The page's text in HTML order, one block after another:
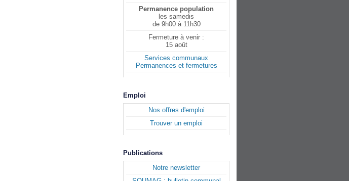
Permanence population
les samedis
de 9h00 à 11h30
Fermeture à venir :
15 août
Services communaux
Permanences et fermetures
Emploi
Nos offres d'emploi
Trouver un emploi
Publications
Notre newsletter